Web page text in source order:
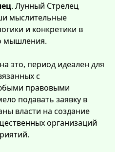
. Лунный Стрелец
мыслительные
и конкретики в
мышления.
это, период идеален для
с
правовыми
подавать заявку в
власти на создание
организаций